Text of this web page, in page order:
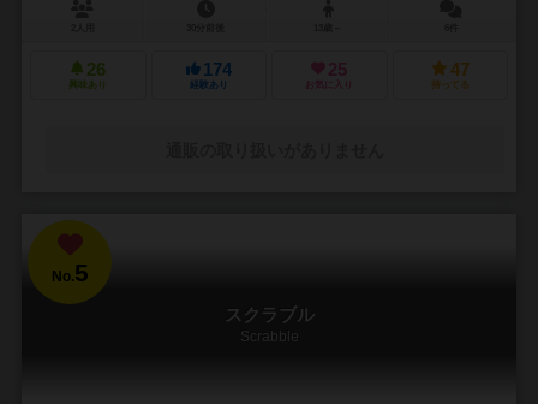
26
興味あり
174
経験あり
25
お気に入り
47
持ってる
No.5
スクラブル
Scrabble